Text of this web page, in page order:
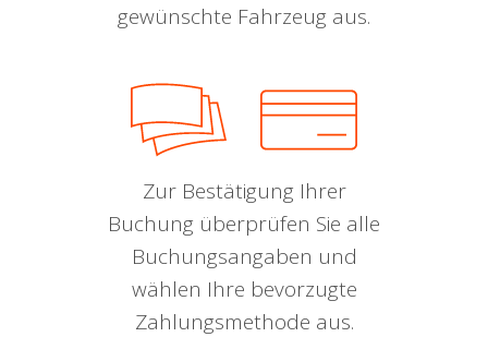
gewünschte Fahrzeug aus.
Zur Bestätigung Ihrer
Buchung überprüfen Sie alle
Buchungsangaben und
wählen Ihre bevorzugte
Zahlungsmethode aus.